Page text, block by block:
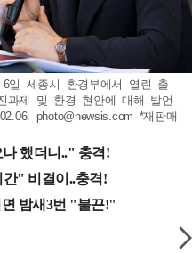
일 세종시 환경부에서 열린 출
과제 및 환경 현안에 대해 발언
photo@newsis.com *재판매